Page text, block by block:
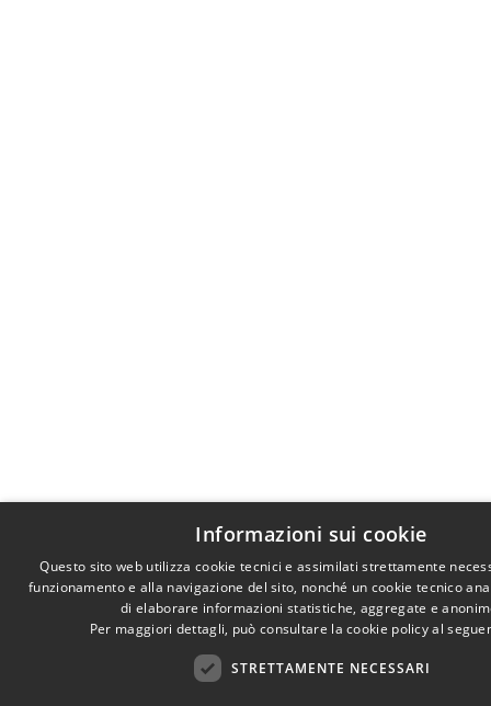
Informazioni sui cookie
Questo sito web utilizza cookie tecnici e assimilati strettamente
funzionamento e alla navigazione del sito, nonché un cookie tecnico
di elaborare informazioni statistiche, aggregate e
Per maggiori dettagli, può consultare la cookie policy al
STRETTAMENTE NECESSARI